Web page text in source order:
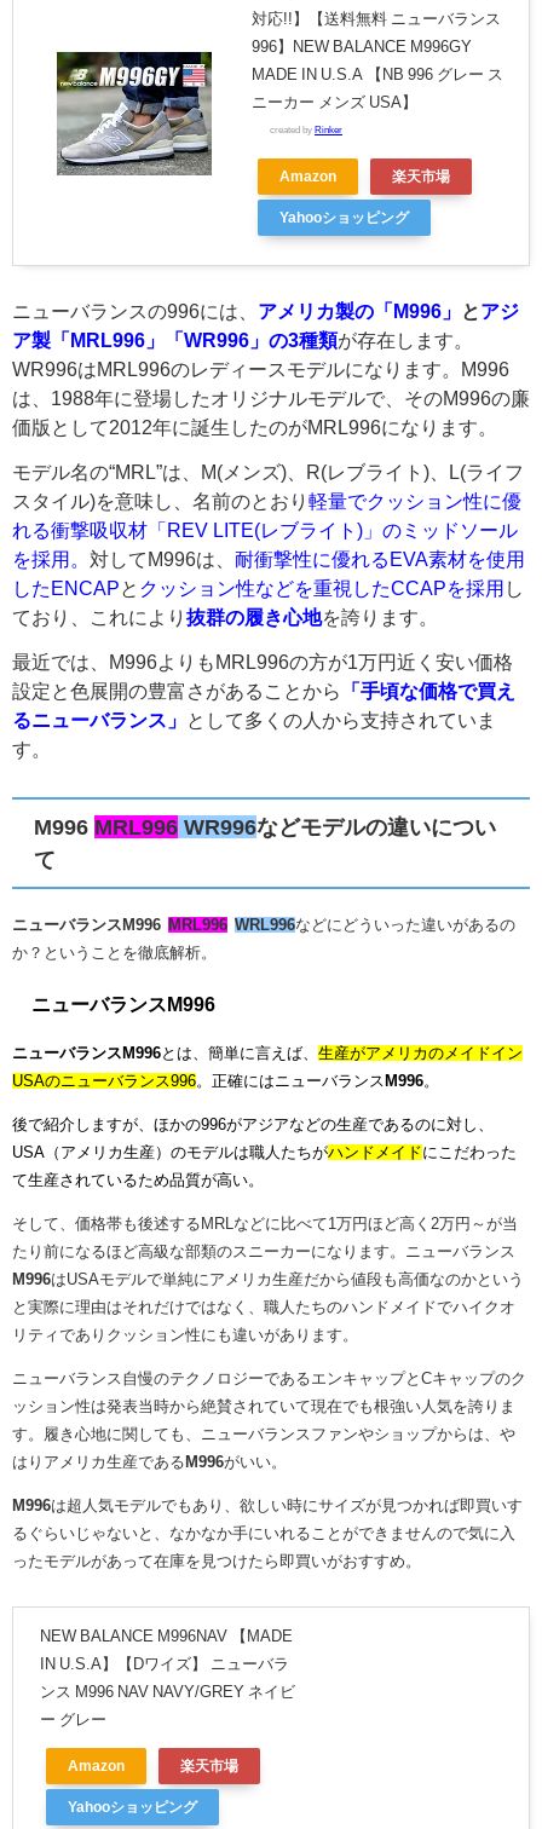
対応!!】【送料無料 ニューバランス
996】NEW BALANCE M996GY
MADE IN U.S.A 【NB 996 グレー ス
ニーカー メンズ USA】
created by Rinker
Amazon 楽天市場
Yahooショッピング
ニューバランスの996には、 アメリカ製の「M996」 とアジ
ア製「MRL996」「WR996」の3種類が存在します。
WR996はMRL996のレディースモデルになります。M996
は、1988年に登場したオリジナルモデルで、そのM996の廉
価版として2012年に誕生したのがMRL996になります。
モデル名の“MRL”は、M(メンズ)、R(レブライト)、L(ライフ
スタイル)を意味し、名前のとおり 軽量でクッション性に優
れる衝撃吸収材「REV LITE(レブライト)」のミッドソール
を採用。 対してM996は、 耐衝撃性に優れるEVA素材を使用
したENCAP と クッション性などを重視したCCAPを採用 し
ており、これにより 抜群の履き心地を誇ります。
最近では、M996よりもMRL996の方が1万円近く安い価格
設定と色展開の豊富さがあることから
「手頃な価格で買え
るニューバランス」
として多くの人から支持されていま
す。
M996 MRL996 WR996などモデルの違いについ
て
ニューバランスM996 MRL996 WRL996などにどういった違いがあるの
か？ということを徹底解析。
ニューバランスM996
ニューバランスM996とは、簡単に言えば、 生産がアメリカのメイドイン
USAのニューバランス996。正確にはニューバランス M996。
後で紹介しますが、ほかの996がアジアなどの生産であるのに対し、
USA（アメリカ生産）のモデルは職人たちがハンドメイドにこだわった
て生産されているため品質が高い。
そして、価格帯も後述するMRLなどに比べて1万円ほど高く2万円～が当
たり前になるほど高級な部類のスニーカーになります。ニューバランス
M996はUSAモデルで単純にアメリカ生産だから値段も高価なのかという
と実際に理由はそれだけではなく、職人たちのハンドメイドでハイクオ
リティでありクッション性にも違いがあります。
ニューバランス自慢のテクノロジーであるエンキャップとCキャップのク
ッション性は発表当時から絶賛されていて現在でも根強い人気を誇りま
す。履き心地に関しても、ニューバランスファンやショップからは、や
はりアメリカ生産である M996がいい。
M996は超人気モデルでもあり、欲しい時にサイズが見つかれば即買いす
るぐらいじゃないと、なかなか手にいれることができませんので気に入
ったモデルがあって在庫を見つけたら即買いがおすすめ。
NEW BALANCE M996NAV 【MADE
IN U.S.A】【Dワイズ】 ニューバラ
ンス M996 NAV NAVY/GREY ネイビ
ー グレー
Amazon 楽天市場
Yahooショッピング